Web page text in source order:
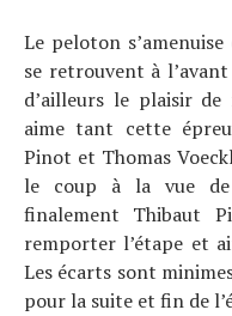
Le peloton
se retrouvent à
d’ailleurs le plaisir
aime tant cette
Pinot et Thomas
le coup à la vue de
finalement Thibaut
remporter l’étape et
Les écarts sont
pour la suite et fin de